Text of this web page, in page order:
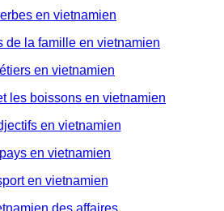
en vietnamien
de la famille en vietnamien
en vietnamien
les boissons en vietnamien
en vietnamien
en vietnamien
en vietnamien
des affaires